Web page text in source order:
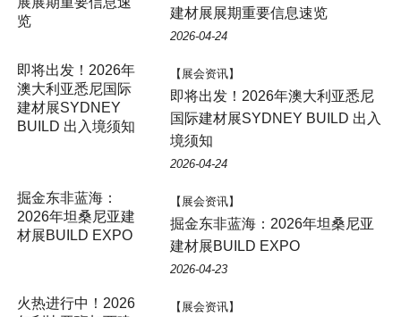
建材展展期重要信息速览
2026-04-24
【展会资讯】
即将出发！2026年澳大利亚悉尼
国际建材展SYDNEY BUILD 出入
境须知
2026-04-24
掘金东非蓝海：
2026年坦桑尼亚建
材展BUILD EXPO
【展会资讯】
掘金东非蓝海：2026年坦桑尼亚
建材展BUILD EXPO
2026-04-23
【展会资讯】